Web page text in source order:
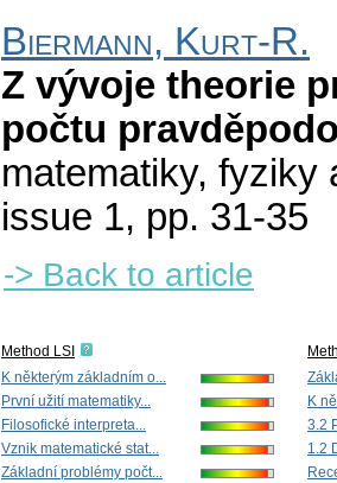
Biermann, Kurt-R.
Z vývoje theorie
počtu
matematiky, fyziky
issue 1, pp. 31-35
-> Back to article
Method LSI
K některým základním o...
První užití matematiky...
Filosofické interpreta...
Vznik matematické stat...
Základní problémy počt...
K
3.2
1.2